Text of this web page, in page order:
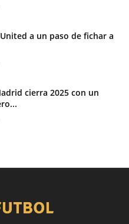
a un paso de fichar a
cierra 2025 con un